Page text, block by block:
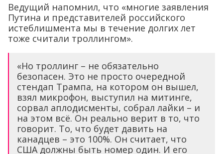
Ведущий напомнил, что «многие заявления
Путина и представителей российского
истеблишмента мы в течение долгих лет
тоже считали троллингом».
«Но троллинг – не обязательно
безопасен. Это не просто очередной
стендап Трампа, на котором он вышел,
взял микрофон, выступил на митинге,
сорвал аплодисменты, собрал лайки – и
на этом всё. Он реально верит в то, что
говорит. То, что будет давить на
канадцев – это 100%. Он считает, что
США должны быть номер один. И его